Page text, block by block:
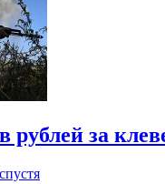
рублей за